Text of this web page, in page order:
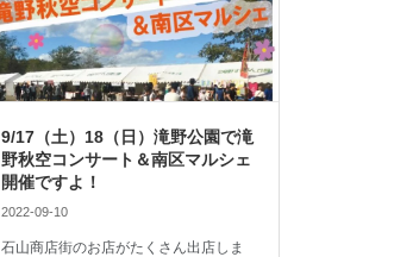
9/17（土）18（日）滝野公園で滝
野秋空コンサート＆南区マルシェ
開催ですよ！
2022-09-10
石山商店街のお店がたくさん出店しま